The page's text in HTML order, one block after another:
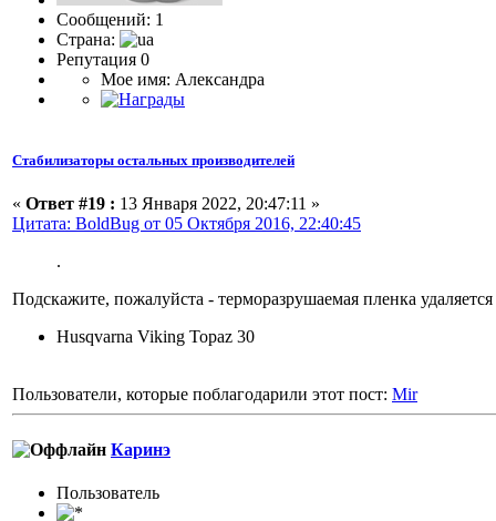
Сообщений: 1
Страна:
Репутация 0
Мое имя: Александра
Стабилизаторы остальных производителей
« Ответ #19 : 13 Января 2022, 20:47:11 »
Цитата: BoldBug от 05 Октября 2016, 22:40:45
.
Подскажите, пожалуйста - терморазрушаемая пленка
Husqvarna Viking Topaz 30
Пользователи, которые поблагодарили этот пост: Mir
Каринэ
Пользовaтeль